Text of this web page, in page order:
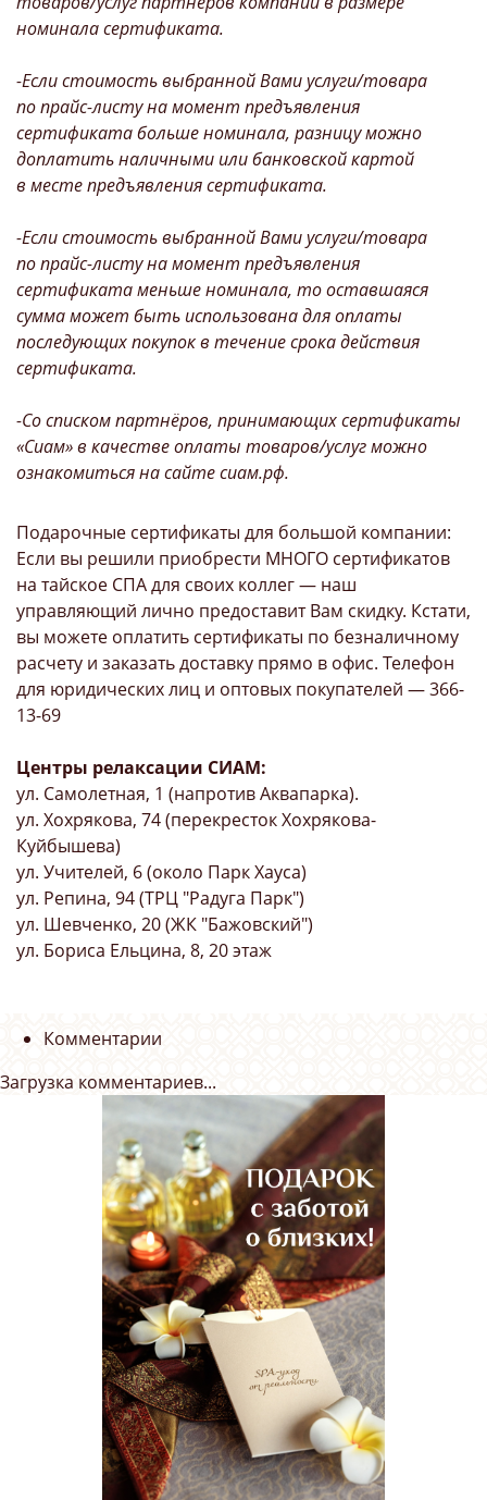
номинала сертификата.
-Если стоимость выбранной Вами услуги/товара
по прайс-листу на момент предъявления
сертификата больше номинала, разницу можно
доплатить наличными или банковской картой
в месте предъявления сертификата.
-Если стоимость выбранной Вами услуги/товара
по прайс-листу на момент предъявления
сертификата меньше номинала, то оставшаяся
сумма может быть использована для оплаты
последующих покупок в течение срока действия
сертификата.
-Со списком партнёров, принимающих сертификаты
«Сиам» в качестве оплаты товаров/услуг можно
ознакомиться на сайте сиам.рф.
Подарочные сертификаты для большой компании:
Если вы решили приобрести МНОГО сертификатов
на тайское СПА для своих коллег — наш
управляющий лично предоставит Вам скидку. Кстати,
вы можете оплатить сертификаты по безналичному
расчету и заказать доставку прямо в офис. Телефон
для юридических лиц и оптовых покупателей — 366-
13-69
Центры релаксации СИАМ:
ул. Самолетная, 1 (напротив Аквапарка).
ул. Хохрякова, 74 (перекресток Хохрякова-
Куйбышева)
ул. Учителей, 6 (около Парк Хауса)
ул. Репина, 94 (ТРЦ "Радуга Парк")
ул. Шевченко, 20 (ЖК "Бажовский")
ул. Бориса Ельцина, 8, 20 этаж
Комментарии
Загрузка комментариев...